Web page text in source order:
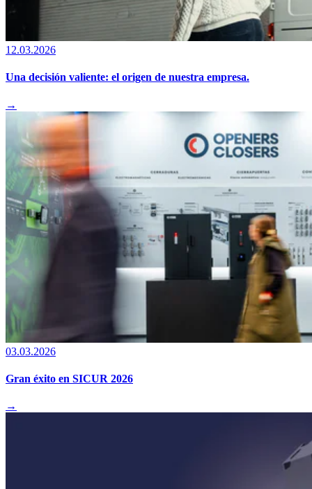
12.03.2026
Una decisión valiente: el origen de nuestra empresa.
→
03.03.2026
Gran éxito en SICUR 2026
→